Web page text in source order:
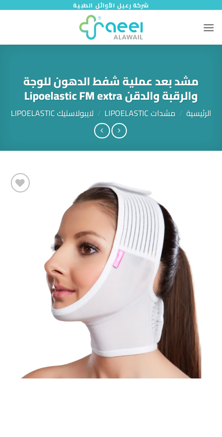
شركة رعيل الأوائل الطبية
مشد بعد عملية شفط الدهون للوجة
والرقبة والدقن Lipoelastic FM extra
الرئيسية / مشدات LIPOELASTIC / لايبولاستيك LIPOELASTIC